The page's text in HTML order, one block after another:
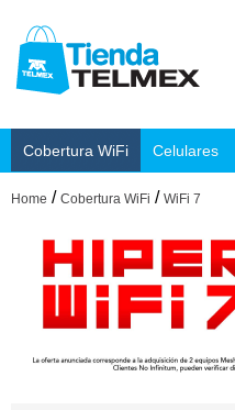
Cobertura WiFi Celulares
Home / Cobertura WiFi / WiFi 7